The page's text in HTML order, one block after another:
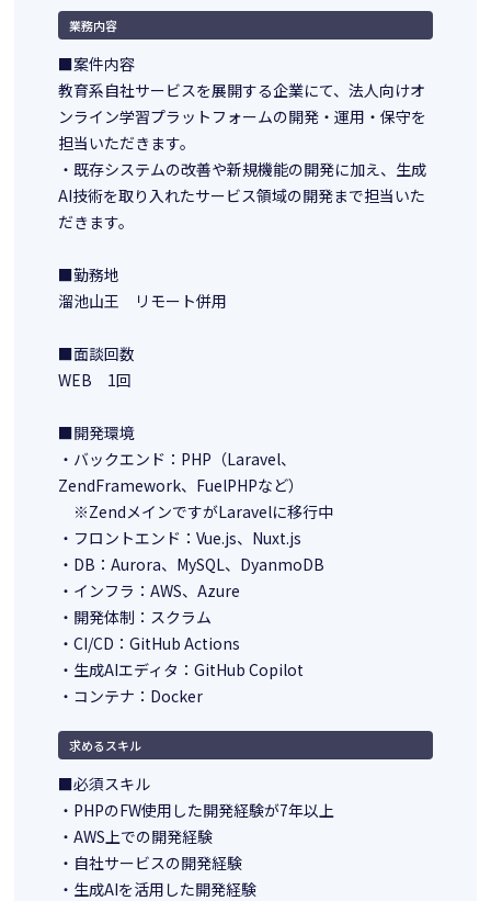
業務内容
■案件内容
教育系自社サービスを展開する企業にて、法人向けオ
ンライン学習プラットフォームの開発・運用・保守を
担当いただきます。
・既存システムの改善や新規機能の開発に加え、生成
AI技術を取り入れたサービス領域の開発まで担当いた
だきます。
■勤務地
溜池山王 リモート併用
■面談回数
WEB 1回
■開発環境
・バックエンド：PHP（Laravel、
ZendFramework、FuelPHPなど）
※ZendメインですがLaravelに移行中
・フロントエンド：Vue.js、Nuxt.js
・DB：Aurora、MySQL、DyanmoDB
・インフラ：AWS、Azure
・開発体制：スクラム
・CI/CD：GitHub Actions
・生成AIエディタ：GitHub Copilot
・コンテナ：Docker
求めるスキル
■必須スキル
・PHPのFW使用した開発経験が7年以上
・AWS上での開発経験
・自社サービスの開発経験
・生成AIを活用した開発経験